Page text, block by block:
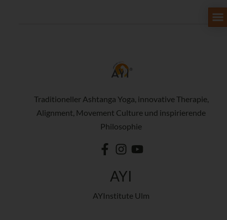
Traditioneller Ashtanga Yoga, innovative Therapie,
Alignment, Movement Culture und inspirierende
Philosophie
AYI
AYInstitute Ulm